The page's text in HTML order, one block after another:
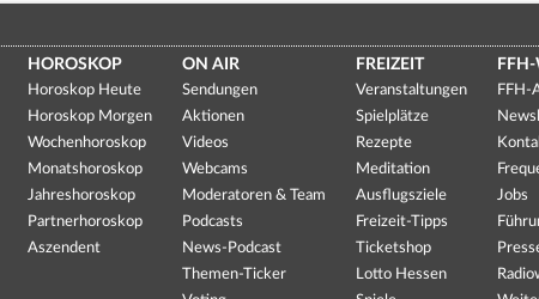
HOROSKOP
Horoskop Heute
Horoskop Morgen
Wochenhoroskop
Monatshoroskop
Jahreshoroskop
Partnerhoroskop
Aszendent
ON AIR
Sendungen
Aktionen
Videos
Webcams
Moderatoren & Team
Podcasts
News-Podcast
Themen-Ticker
FREIZEIT
Veranstaltungen
Spielplätze
Rezepte
Meditation
Ausflugsziele
Freizeit-Tipps
Ticketshop
Lotto Hessen
FFH-
Jobs